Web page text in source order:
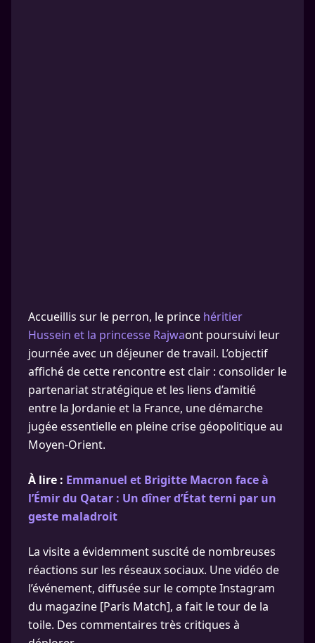
Accueillis sur le perron, le prince héritier
Hussein et la princesse Rajwaont poursuivi leur
journée avec un déjeuner de travail. L’objectif
affiché de cette rencontre est clair : consolider le
partenariat stratégique et les liens d’amitié
entre la Jordanie et la France, une démarche
jugée essentielle en pleine crise géopolitique au
Moyen-Orient.
À lire : Emmanuel et Brigitte Macron face à
l’Émir du Qatar : Un dîner d’État terni par un
geste maladroit
La visite a évidemment suscité de nombreuses
réactions sur les réseaux sociaux. Une vidéo de
l’événement, diffusée sur le compte Instagram
du magazine [Paris Match], a fait le tour de la
toile. Des commentaires très critiques à